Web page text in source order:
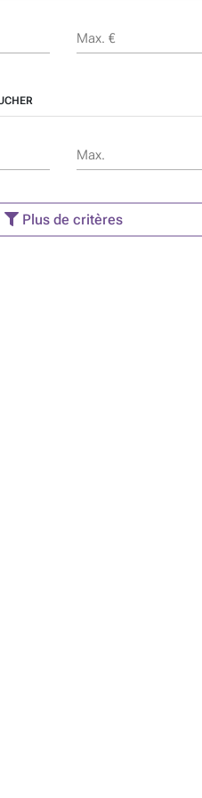
Max. €
Max.
Plus de critères